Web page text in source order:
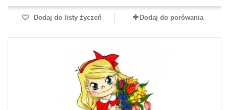
Dodaj do listy życzeń Dodaj do porówania